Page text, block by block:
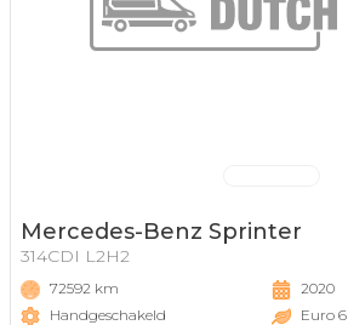
Mercedes-Benz Sprinter
314CDI L2H2
72592 km
Handgeschakeld
2020
Euro 6